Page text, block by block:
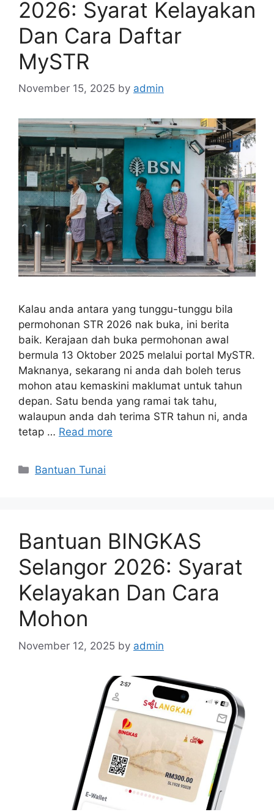
2026: Syarat Kelayakan
Dan Cara Daftar
MySTR
November 15, 2025 by admin
Kalau anda antara yang tunggu-tunggu bila
permohonan STR 2026 nak buka, ini berita
baik. Kerajaan dah buka permohonan awal
bermula 13 Oktober 2025 melalui portal MySTR.
Maknanya, sekarang ni anda dah boleh terus
mohon atau kemaskini maklumat untuk tahun
depan. Satu benda yang ramai tak tahu,
walaupun anda dah terima STR tahun ni, anda
tetap … Read more
Categories
Bantuan Tunai
Bantuan BINGKAS
Selangor 2026: Syarat
Kelayakan Dan Cara
Mohon
November 12, 2025 by admin